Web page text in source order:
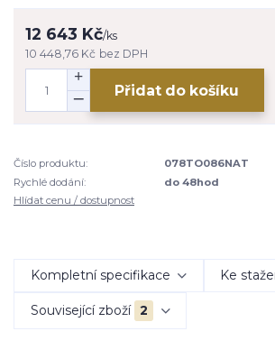
12 643 Kč/ks
10 448,76 Kč bez DPH
Přidat do košíku
Číslo produktu:
078TO086NAT
Rychlé dodání:
do 48hod
Hlídat cenu / dostupnost
Kompletní specifikace Ke
Související zboží 2